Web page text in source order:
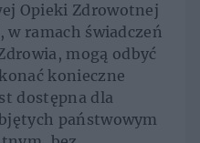
Opieki Zdrowotnej
w ramach świadczeń
mogą odbyć
konieczne
dostępna dla
państwowym